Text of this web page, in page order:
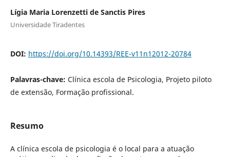
Lígia Maria Lorenzetti de Sanctis Pires
Universidade Tiradentes
DOI: https://doi.org/10.14393/REE-v11n12012-20784
Palavras-chave: Clínica escola de Psicologia, Projeto piloto
de extensão, Formação profissional.
Resumo
A clínica escola de psicologia é o local para a atuação